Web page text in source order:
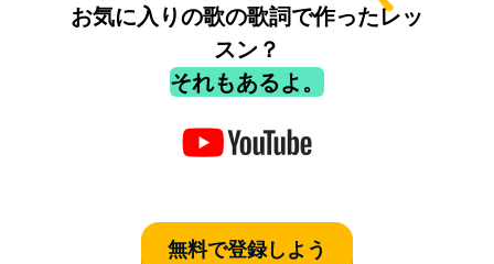
お気に入りの歌の歌詞で作ったレッ
スン？
それもあるよ。
無料で登録しよう